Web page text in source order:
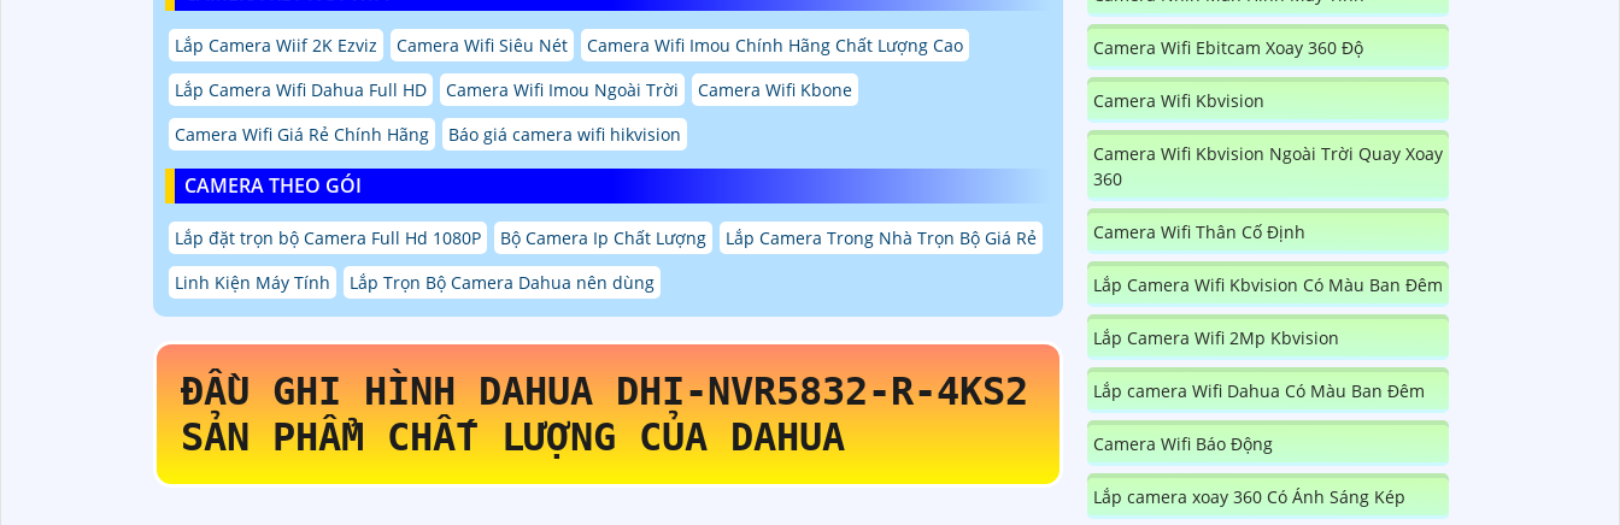
Lắp Camera Wiif 2K Ezviz Camera Wifi Siêu Nét
Camera Wifi Imou Chính Hãng Chất Lượng Cao
Lắp Camera Wifi Dahua Full HD
Camera Wifi Imou Ngoài Trời
Camera Wifi Kbone
Camera Wifi Giá Rẻ Chính Hãng
Báo giá camera wifi hikvision
CAMERA THEO GÓI
Lắp đặt trọn bộ Camera Full Hd 1080P Bộ Camera Ip Chất Lượng
Lắp Camera Trong Nhà Trọn Bộ Giá Rẻ
Linh Kiện Máy Tính
Lắp Trọn Bộ Camera Dahua nên dùng
ĐẦU GHI HÌNH DAHUA DHI-NVR5832-R-4KS2
SẢN PHẨM CHẤT LƯỢNG CỦA DAHUA
Camera Wifi Ebitcam Xoay 360 Độ
Camera Wifi Kbvision
Camera Wifi Kbvision Ngoài Trời Quay Xoay
360
Camera Wifi Thân Cố Định
Lắp Camera Wifi Kbvision Có Màu Ban Đêm
Lắp Camera Wifi 2Mp Kbvision
Lắp camera Wifi Dahua Có Màu Ban Đêm
Camera Wifi Báo Động
Lắp camera xoay 360 Có Ánh Sáng Kép